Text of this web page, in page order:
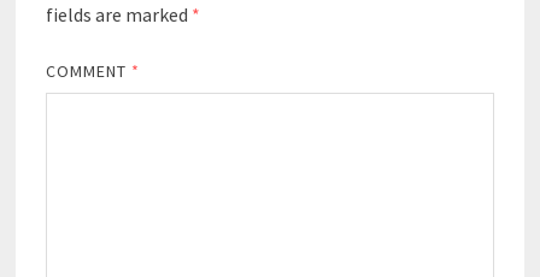
fields are marked *
COMMENT *